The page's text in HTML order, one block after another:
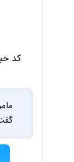
کد
گفت: